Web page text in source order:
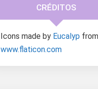
CRÉDITOS
Icons made by Eucalyp from
www.flaticon.com